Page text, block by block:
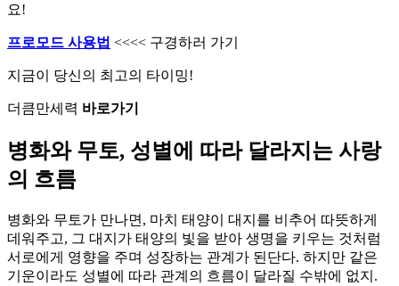
요!
프로모드 사용법 <<<< 구경하러 가기
지금이 당신의 최고의 타이밍!
더큼만세력 바로가기
병화와 무토, 성별에 따라 달라지는 사랑
의 흐름
병화와 무토가 만나면, 마치 태양이 대지를 비추어 따뜻하게
데워주고, 그 대지가 태양의 빛을 받아 생명을 키우는 것처럼
서로에게 영향을 주며 성장하는 관계가 된단다. 하지만 같은
기운이라도 성별에 따라 관계의 흐름이 달라질 수밖에 없지.